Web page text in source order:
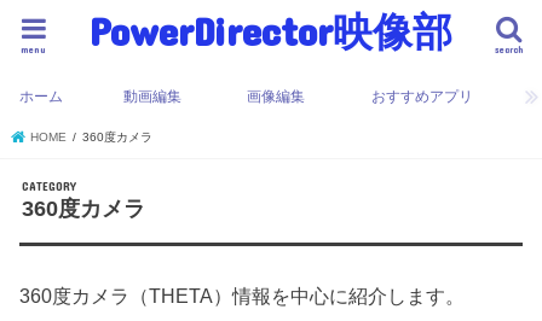
PowerDirector映像部 search
menu
ホーム 動画編集 画像編集 おすすめアプリ
HOME 360度カメラ
360度カメラ
360度カメラ（THETA）情報を中心に紹介します。